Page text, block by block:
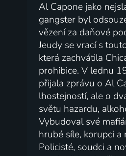
Al Capone jako
gangster byl
vězení za daňové
Jeudy se vrací s
která zachvátila
prohibice. V lednu
přijala zprávu o Al
lhostejností, ale o
světu hazardu,
Vybudoval své
hrubé síle, korupci a
Policisté, soudci a